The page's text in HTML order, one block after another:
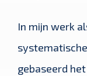
In mijn werk
gebaseerd